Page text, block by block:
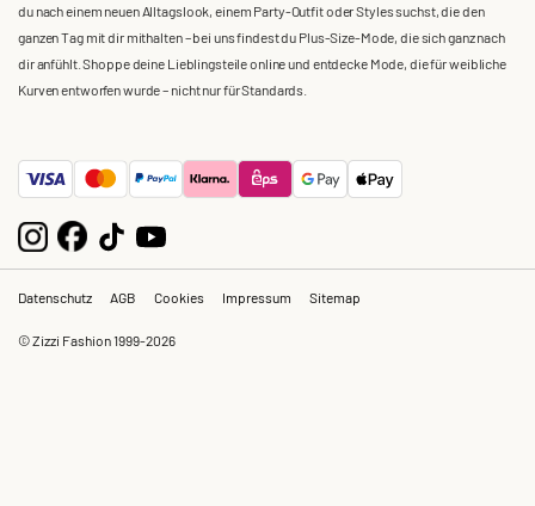
du nach einem neuen Alltagslook, einem Party-Outfit oder Styles suchst, die den
ganzen Tag mit dir mithalten – bei uns findest du Plus-Size-Mode, die sich ganz nach
dir anfühlt. Shoppe deine Lieblingsteile online und entdecke Mode, die für weibliche
Kurven entworfen wurde – nicht nur für Standards.
Datenschutz AGB Cookies Impressum Sitemap
© Zizzi Fashion 1999-2026